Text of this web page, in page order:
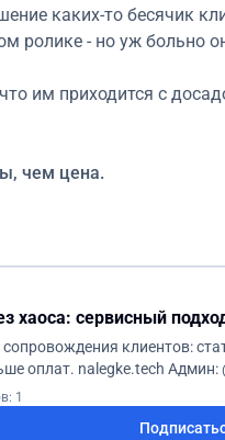
каких-то бесячик
ролике - но уж больно
им приходится с
чем цена.
хаоса: сервисный
клиентов:
«что с делом?» и больше оплат.
1